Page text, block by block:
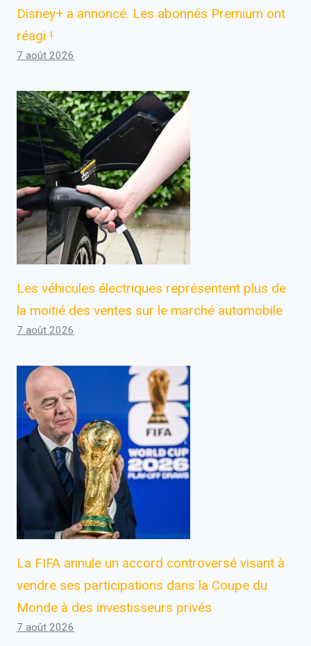
Disney+ a annoncé. Les abonnés Premium ont
réagi !
7 août 2026
Les véhicules électriques représentent plus de
la moitié des ventes sur le marché automobile
7 août 2026
La FIFA annule un accord controversé visant à
vendre ses participations dans la Coupe du
Monde à des investisseurs privés
7 août 2026